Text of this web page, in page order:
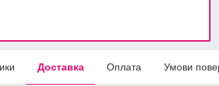
Доставка Оплата Умови